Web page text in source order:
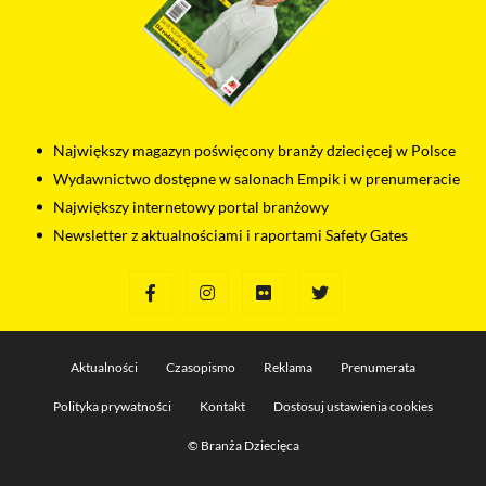
Największy magazyn poświęcony branży dziecięcej w Polsce
Wydawnictwo dostępne w salonach Empik i w prenumeracie
Największy internetowy portal branżowy
Newsletter z aktualnościami i raportami Safety Gates
© Branża Dziecięca
Aktualności Czasopismo Reklama Prenumerata
Polityka prywatności Kontakt Dostosuj ustawienia cookies